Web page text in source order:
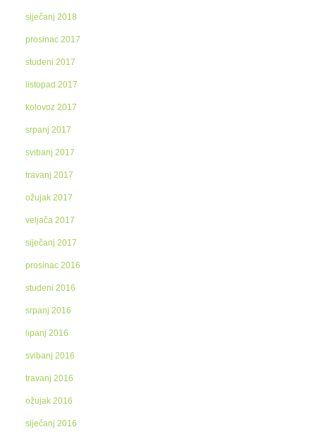
siječanj 2018
prosinac 2017
studeni 2017
listopad 2017
kolovoz 2017
srpanj 2017
svibanj 2017
travanj 2017
ožujak 2017
veljača 2017
siječanj 2017
prosinac 2016
studeni 2016
srpanj 2016
lipanj 2016
svibanj 2016
travanj 2016
ožujak 2016
siječanj 2016